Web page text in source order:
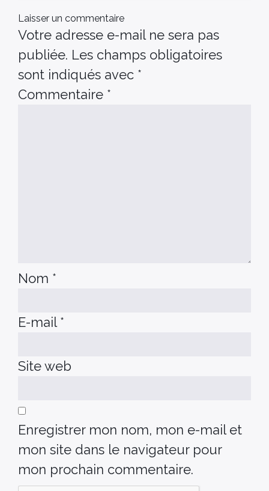
Laisser un commentaire
Votre adresse e-mail ne sera pas
publiée. Les champs obligatoires
sont indiqués avec *
Commentaire *
Nom *
E-mail *
Site web
Enregistrer mon nom, mon e-mail et
mon site dans le navigateur pour
mon prochain commentaire.